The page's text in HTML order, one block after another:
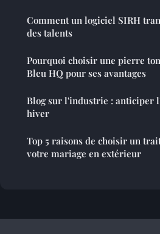
Comment un logiciel SIRH
des talents
Pourquoi choisir une pierre
Bleu HQ pour ses avantages
Blog sur l'industrie : anticiper
hiver
Top 5 raisons de choisir un
votre mariage en extérieur